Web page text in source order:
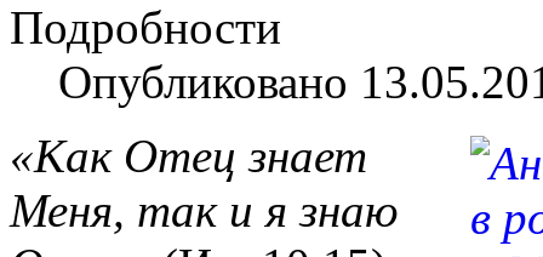
Подробности
Опубликовано
«Как Отец знает
Меня, так и я знаю